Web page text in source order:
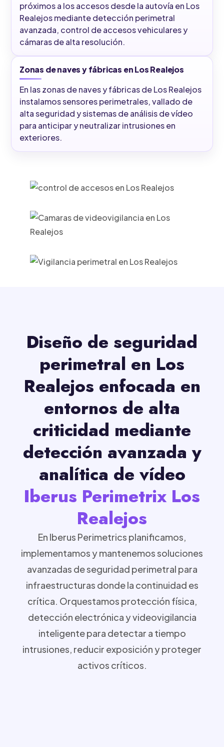
próximos a los accesos desde la autovía en Los
Realejos mediante detección perimetral
avanzada, control de accesos vehiculares y
cámaras de alta resolución.
Zonas de naves y fábricas en Los Realejos
En las zonas de naves y fábricas de Los Realejos
instalamos sensores perimetrales, vallado de
alta seguridad y sistemas de análisis de vídeo
para anticipar y neutralizar intrusiones en
exteriores.
Diseño de seguridad
perimetral en Los
Realejos enfocada en
entornos de alta
criticidad mediante
detección avanzada y
analítica de vídeo
Iberus Perimetrix Los
Realejos
En Iberus Perimetrics planificamos,
implementamos y mantenemos soluciones
avanzadas de seguridad perimetral para
infraestructuras donde la continuidad es
crítica. Orquestamos protección física,
detección electrónica y videovigilancia
inteligente para detectar a tiempo
intrusiones, reducir exposición y proteger
activos críticos.